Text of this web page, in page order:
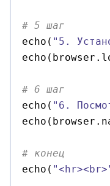
# 5 шаг
echo ( "5.
echo ( browser.
# 6 шаг
echo ( "6.
echo ( browser.
# конец
echo (